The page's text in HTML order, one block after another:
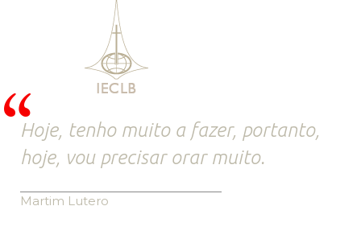
Hoje, tenho muito a fazer, portanto,
hoje, vou precisar orar muito.
Martim Lutero